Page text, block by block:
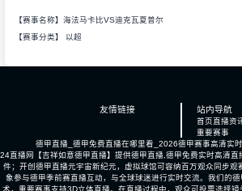
【赛事名称】海法马卡比VS迪克瓦夏普尔
【赛事分类】 以超
友情链接 站内导航
首页直播资
重要赛事
德甲直播_德甲免费直播在哪里看_2026德甲赛事高清实
24直播网【吉祥如意德甲直播】提供德甲直播,德甲免费实时高清
件；开创德甲直播元宇宙新纪元，虚拟球馆可容纳百万观众同步观
象参与德甲季前赛直播互动，与全球球迷进行实时交流。我们的
术，重要赛事支持3D立体直播。在直播过程中，观众可投票选择